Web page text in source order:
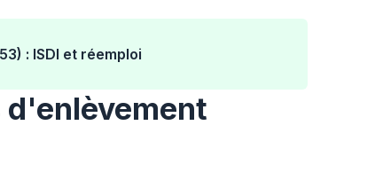
: ISDI et réemploi
d'enlèvement